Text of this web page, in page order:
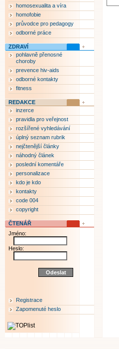
homosexualita a víra
homofobie
průvodce pro pedagogy
odborné práce
ZDRAVÍ
pohlavně přenosné
choroby
prevence hiv-aids
odborné kontakty
fitness
REDAKCE
inzerce
pravidla pro veřejnost
rozšířené vyhledávání
úplný seznam rubrik
nejčtenější články
náhodný článek
poslední komentáře
personalizace
kdo je kdo
kontakty
code 004
copyright
ČTENÁŘ
Jméno:
Heslo:
Registrace
Zapomenuté heslo